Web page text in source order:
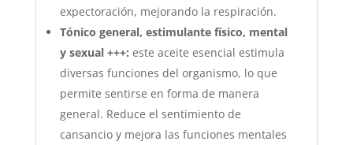
expectoración, mejorando la respiración.
Tónico general, estimulante físico, mental
y sexual +++: este aceite esencial estimula
diversas funciones del organismo, lo que
permite sentirse en forma de manera
general. Reduce el sentimiento de
cansancio y mejora las funciones mentales